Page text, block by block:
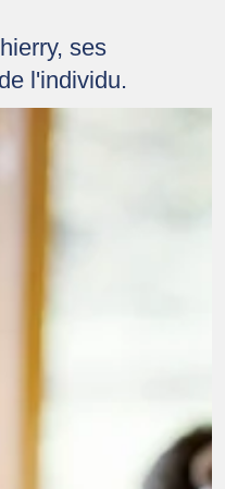
ses
de l'individu.